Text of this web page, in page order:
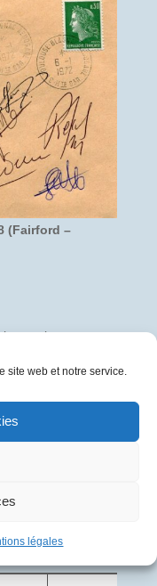
site web et notre service.
légales
(Fairford –
navigant
d’essais